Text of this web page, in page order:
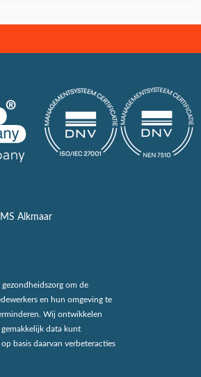
Alkmaar
om de
en hun omgeving te
Wij ontwikkelen
data kunt
basis daarvan verbeteracties